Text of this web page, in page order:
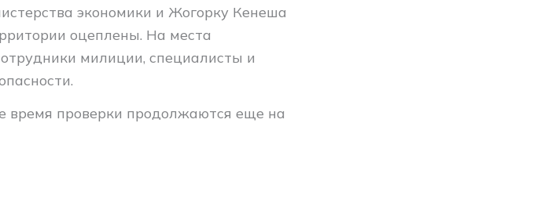
экономики и Жогорку Кенеша
оцеплены. На места
милиции, специалисты и
время проверки продолжаются еще на